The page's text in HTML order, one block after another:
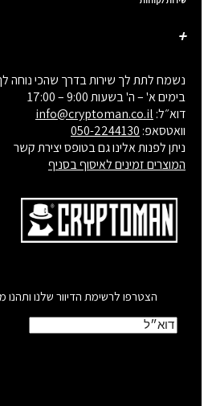
נשמח לתת לך שירות בדרך שהכי נוחה לך
בימים א' – ה' בשעות 9:00 – 17:00
דוא״ל:info@cryptoman.co.il
וואטסאפ:050-2244130
ניתן לפנות אלינו גם בטופס יצירת קשר
המוצרים זמינים לאיסוף בסניף
הצטרפו לרשימת הדיוור שלנו ותהנו